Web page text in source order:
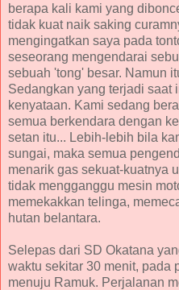
berapa kali kami yang
tidak kuat naik saking
mengingatkan saya pada
seseorang mengendarai
sebuah 'tong' besar. Namun
Sedangkan yang terjadi saat
kenyataan. Kami sedang
semua berkendara dengan
setan itu... Lebih-lebih bila
sungai, maka semua
menarik gas sekuat-kuatnya
tidak mengganggu mesin
memekakkan telinga,
hutan belantara.
Selepas dari SD Okatana
waktu sekitar 30 menit, pada
menuju Ramuk. Perjalanan